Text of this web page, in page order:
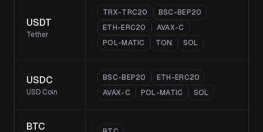
USDT
Tether
TRX-TRC20
BSC-BEP20
ETH-ERC20
AVAX-C
POL-MATIC
TON SOL
USDC
USD Coin
BSC-BEP20
ETH-ERC20
AVAX-C
POL-MATIC SOL
BTC